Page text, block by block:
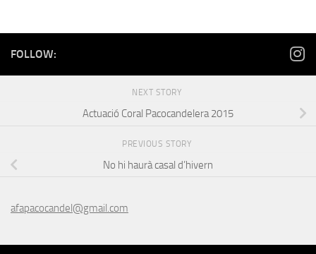
FOLLOW:
NEXT STORY
Actuació Coral Pacocandelera 2015
PREVIOUS STORY
No hi haurà casal d’hivern
afapacocandel@gmail.com